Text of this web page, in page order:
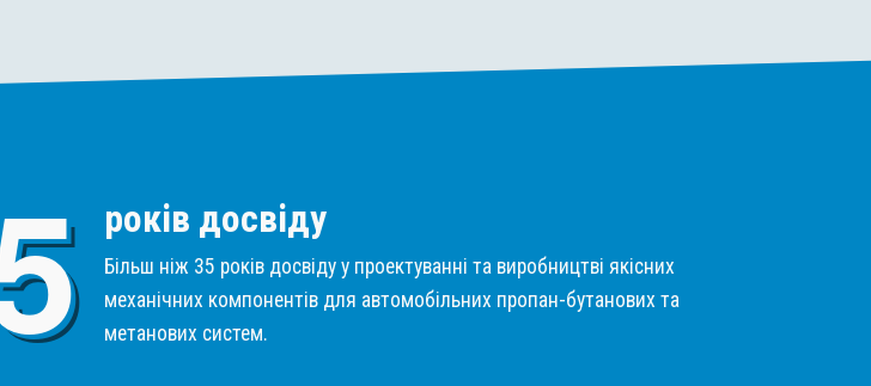
років досвіду
Більш ніж 35 років досвіду у проектуванні та виробництві якісних
механічних компонентів для автомобільних пропан-бутанових та
метанових систем.